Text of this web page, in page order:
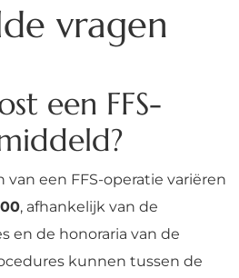
vragen
een FFS-
een FFS-operatie variëren
, afhankelijk van de
en de honoraria van de
kunnen tussen de